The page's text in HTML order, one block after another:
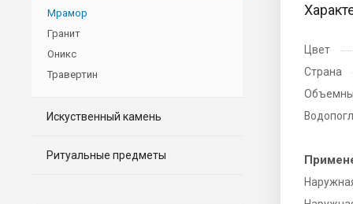
Цвет
Страна
Мрамор
Гранит
Оникс
Травертин
Искуственный камень
Ритуальные предметы